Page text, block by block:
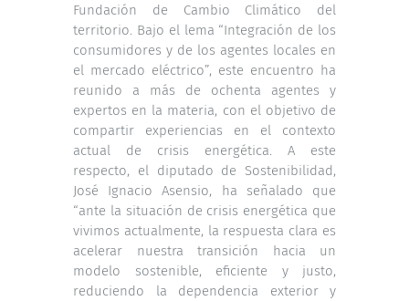
Fundación de Cambio Climático del
territorio. Bajo el lema “Integración de los
consumidores y de los agentes locales en
el mercado eléctrico”, este encuentro ha
reunido a más de ochenta agentes y
expertos en la materia, con el objetivo de
compartir experiencias en el contexto
actual de crisis energética. A este
respecto, el diputado de Sostenibilidad,
José Ignacio Asensio, ha señalado que
“ante la situación de crisis energética que
vivimos actualmente, la respuesta clara es
acelerar nuestra transición hacia un
modelo sostenible, eficiente y justo,
reduciendo la dependencia exterior y